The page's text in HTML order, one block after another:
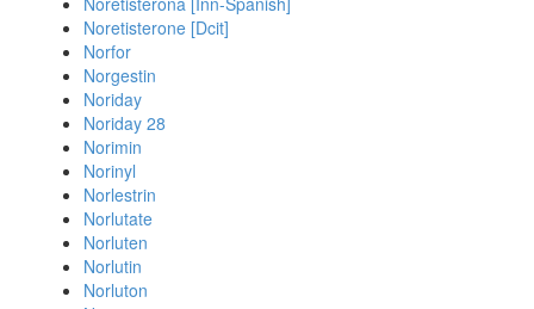
Noretisterone [Dcit]
Norfor
Norgestin
Noriday
Noriday 28
Norimin
Norinyl
Norlestrin
Norlutate
Norluten
Norlutin
Norluton